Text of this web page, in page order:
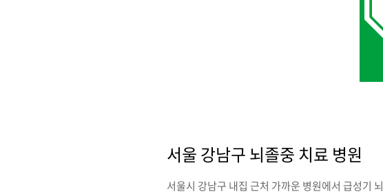
서울 강남구 뇌졸중 치료 병원
서울시 강남구 내집 근처 가까운 병원에서 급성기